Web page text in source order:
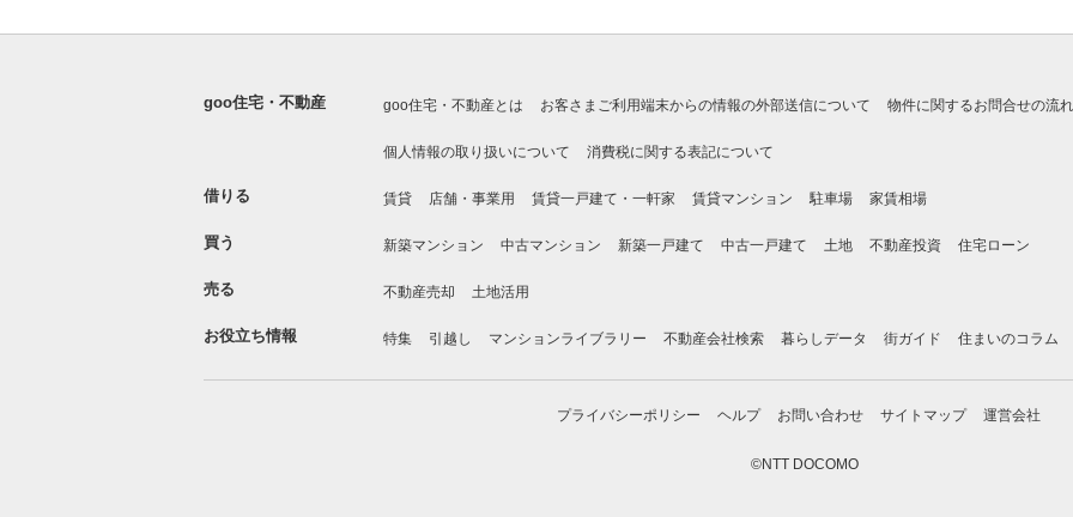
goo住宅・不動産 goo住宅・不動産とは お客さまご利用端末からの情報の外部送信について 物件に関するお問合せの流れ
個人情報の取り扱いについて 消費税に関する表記について
借りる 賃貸 店舗・事業用 賃貸一戸建て・一軒家 賃貸マンション 駐車場 家賃相場
買う 新築マンション 中古マンション 新築一戸建て 中古一戸建て 土地 不動産投資 住宅ローン
売る 不動産売却 土地活用
お役立ち情報 特集 引越し マンションライブラリー 不動産会社検索 暮らしデータ 街ガイド 住まいのコラム
プライバシーポリシー ヘルプ お問い合わせ サイトマップ 運営会社
©NTT DOCOMO